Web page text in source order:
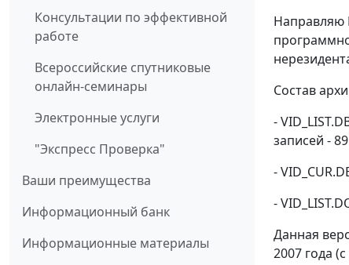
Консультации по эффективной
работе
Всероссийские спутниковые
онлайн-семинары
Электронные услуги
"Экспресс Проверка"
Ваши преимущества
Информационный банк
Информационные материалы
Направляю
Состав
-
записей -
-
-
Данная
2007 года